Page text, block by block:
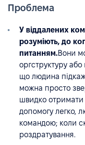
Проблема
У віддалених
розуміють, до
питанням.Вони
оргструктуру
що людина
можна просто
швидко отримати
допомогу легко,
командою; коли
роздратування.